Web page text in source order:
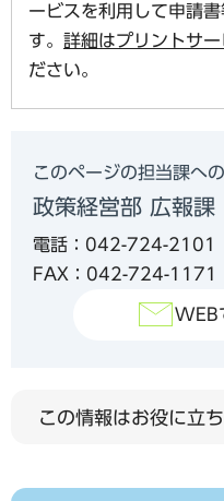
ービスを利用して申請
す。 詳細はプリントサ
ださい。
このページの担当課へ
政策経営部 広報課
電話：042-724-2101
FAX：042-724-1171
WEB
この情報はお役に立